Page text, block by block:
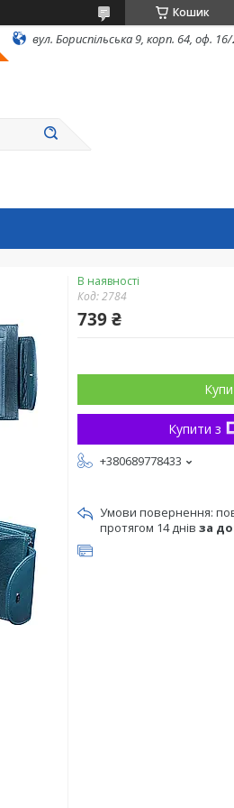
Кошик
вул. Бориспільська 9, корп. 64, оф. 16/
В наявності
Код:2784
739 ₴
Купити з
+380689778433
протягом 14 днів за